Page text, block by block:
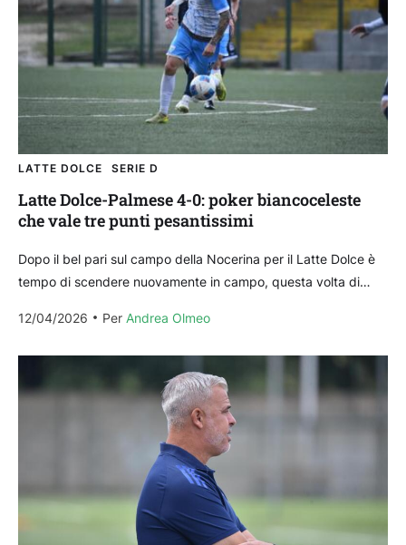
LATTE DOLCE SERIE D
Latte Dolce-Palmese 4-0: poker biancoceleste
che vale tre punti pesantissimi
Dopo il bel pari sul campo della Nocerina per il Latte Dolce è
tempo di scendere nuovamente in campo, questa volta di
12/04/2026
Per Andrea Olmeo